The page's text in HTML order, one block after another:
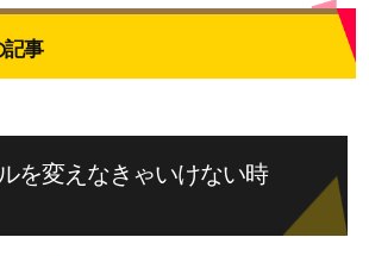
記事
を変えなきゃいけない時